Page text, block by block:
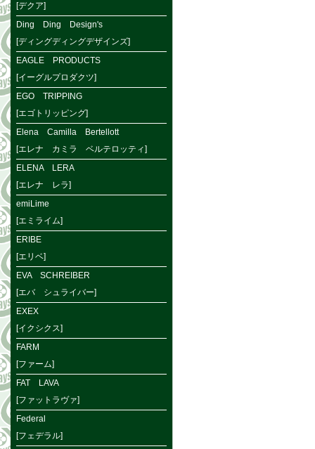
[デクア]
Ding Ding Design's
[ディングディングデザインズ]
EAGLE PRODUCTS
[イーグルプロダクツ]
EGO TRIPPING
[エゴトリッピング]
Elena Camilla Bertellott
[エレナ カミラ ベルテロッティ]
ELENA LERA
[エレナ レラ]
emiLime
[エミライム]
ERIBE
[エリベ]
EVA SCHREIBER
[エバ シュライバー]
EXEX
[イクシクス]
FARM
[ファーム]
FAT LAVA
[ファットラヴァ]
Federal
[フェデラル]